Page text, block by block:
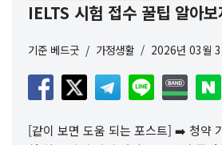
IELTS 시험 접수 꿀팁 알아보
기준 베드굿 가정생활 2026년 03월
[같이 보면 도움 되는 포스트] ➡️ 청약